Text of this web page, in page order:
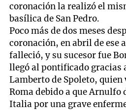
coronación la realizó el
basílica de San Pedro.
Poco más de dos meses
coronación, en abril de ese
falleció, y su sucesor fue
llegó al pontificado gracias
Lamberto de Spoleto,
Roma debido a que Arnulfo
Italia por una grave